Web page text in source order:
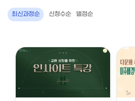
최신과정순 신청수순 별점순